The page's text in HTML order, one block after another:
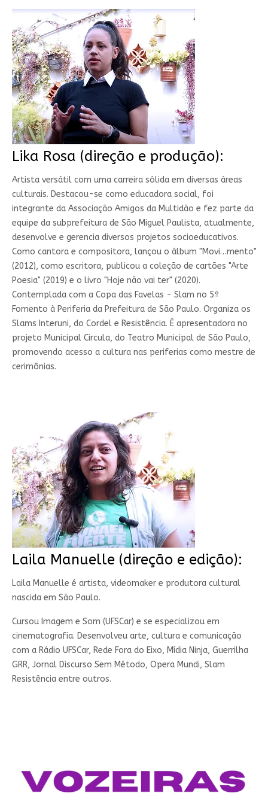
Lika Rosa (direção e produção):
Artista versátil com uma carreira sólida em diversas áreas
culturais. Destacou-se como educadora social, foi
integrante da Associação Amigos da Multidão e fez parte da
equipe da subprefeitura de São Miguel Paulista, atualmente,
desenvolve e gerencia diversos projetos socioeducativos.
Como cantora e compositora, lançou o álbum "Movi…mento"
(2012), como escritora, publicou a coleção de cartões "Arte
Poesia" (2019) e o livro "Hoje não vai ter" (2020).
Contemplada com a Copa das Favelas - Slam no 5º
Fomento à Periferia da Prefeitura de São Paulo. Organiza os
Slams Interuni, do Cordel e Resistência. É apresentadora no
projeto Municipal Circula, do Teatro Municipal de São Paulo,
promovendo acesso a cultura nas periferias como mestre de
cerimônias.
Laila Manuelle (direção e edição):
Laila Manuelle é artista, videomaker e produtora cultural
nascida em São Paulo.
Cursou Imagem e Som (UFSCar) e se especializou em
cinematografia. Desenvolveu arte, cultura e comunicação
com a Rádio UFSCar, Rede Fora do Eixo, Mídia Ninja, Guerrilha
GRR, Jornal Discurso Sem Método, Opera Mundi, Slam
Resistência entre outros.